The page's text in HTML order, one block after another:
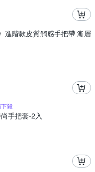
進階款皮質觸感手把帶 漸層
殺
手把套-2入